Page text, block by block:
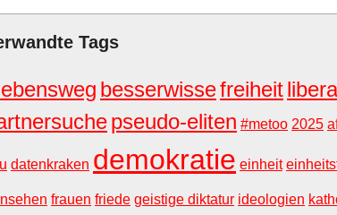
Tags
besserwissefreiheit
pseudo-eliten #metoo 2025
datenkraken demokratie einheit
frauen friede geistige diktatur ideologien